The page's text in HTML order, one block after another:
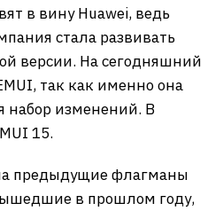
в вину Huawei, ведь
стала развивать
версии. На сегодняшний
так как именно она
изменений. В
15.
предыдущие флагманы
в прошлом году,